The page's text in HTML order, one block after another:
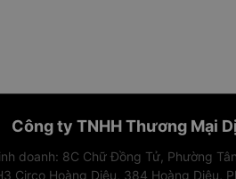
Công ty TNHH Thương Mại
doanh: 8C Chữ Đồng Tử, Phường
Circo Hoàng Diệu, 384 Hoàng Diệu,